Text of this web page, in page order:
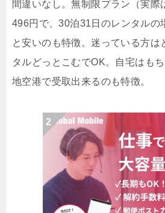
間違いなし。無制限プラン（実際
496円で、30泊31日のレンタルの
と安いのも特徴。迷っている方は
タルどっとこむでOK。自宅はも
地空港で受取出来るのも特徴。